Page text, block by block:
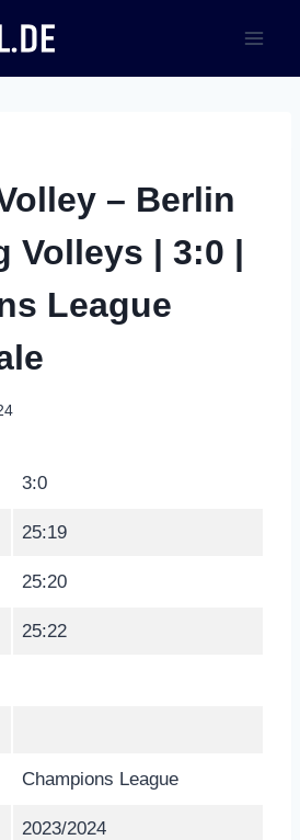
– Berlin
Volleys | 3:0 |
League
3:0
25:19
25:20
25:22
Champions League
2023/2024